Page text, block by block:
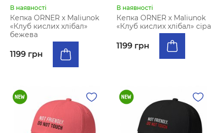
В наявності
Кепка ORNER x Maliunok
«Клуб кислих хлібал»
бежева
1199 грн
В наявності
Кепка ORNER x Maliunok
«Клуб кислих хлібал» сіра
1199 грн